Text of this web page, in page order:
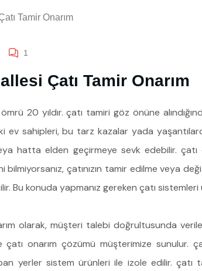
1
Çatı Tamir Onarım
20 yıldır. çatı tamiri göz önüne
ev sahipleri, bu tarz kazalar yada
hatta elden geçirmeye sevk edebilir. çatı
çatınızın tamir edilme veya
Bu konuda yapmanız gereken çatı sistemleri
olarak, müşteri talebi doğrultusunda
çatı onarım çözümü müşterimize sunulur.
yerler sistem ürünleri ile izole edilir. çatı